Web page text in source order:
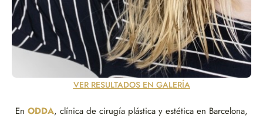
En ODDA, clínica de cirugía plástica y estética en Barcelona,
VER RESULTADOS EN GALERÍA